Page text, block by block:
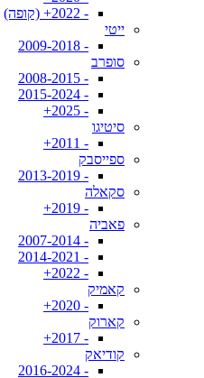
- 2022+ (קופה)
ייטי
- 2009-2018
סופרב
- 2008-2015
- 2015-2024
- 2025+
סיטיגו
- 2011+
ספייסבק
- 2013-2019
סקאלה
- 2019+
פאביה
- 2007-2014
- 2014-2021
- 2022+
קאמיק
- 2020+
קארוק
- 2017+
קודיאק
- 2016-2024